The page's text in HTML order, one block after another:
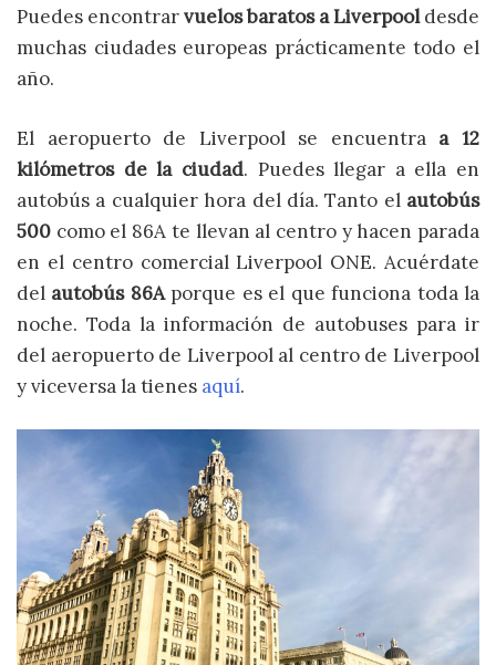
Puedes encontrarvuelos baratos a Liverpooldesde
muchas ciudades europeas prácticamente todo el
año.
El aeropuerto de Liverpool se encuentra a 12
kilómetros de la ciudad. Puedes llegar a ella en
autobús a cualquier hora del día. Tanto el autobús
500 como el 86A te llevan al centro y hacen parada
en el centro comercial Liverpool ONE. Acuérdate
del autobús 86A porque es el que funciona toda la
noche. Toda la información de autobuses para ir
del aeropuerto de Liverpool al centro de Liverpool
y viceversa la tienes aquí.